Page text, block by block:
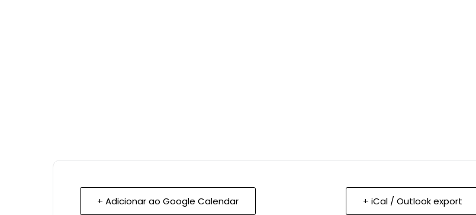
+ Adicionar ao Google Calendar + iCal / Outlook export